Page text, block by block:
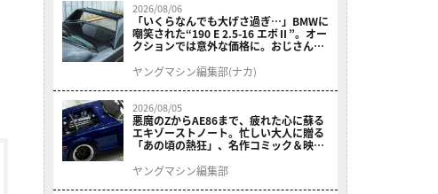
2026/08/06
「いくらなんでも大げさ過ぎ…」BMWに
嘲笑された“190 E 2.5-16 エボⅡ”。オー
クションでは意外な価格に。おじさん達
ヤングマシン編集部(ナカ)
2026/08/05
悪魔のZからAE86まで、疲れた心に蘇る
エキゾーストノート。忙しい大人に贈る
「あの頃の熱狂」、名作コミック＆映画
結！
ヤングマシン編集部